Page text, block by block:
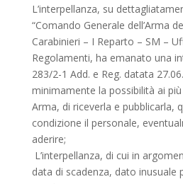
L’interpellanza, su
“Comando Generale dell’Arma
Carabinieri – I Reparto – SM –
Regolamenti, ha emanato una
283/2-1 Add. e Reg. datata
minimamente la possibilità ai
Arma, di riceverla e pubblicarla,
condizione il personale,
aderire;
L’interpellanza, di cui in
data di scadenza, dato inusuale